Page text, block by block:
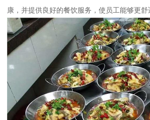
康，并提供良好的餐饮服务，使员工能够更舒